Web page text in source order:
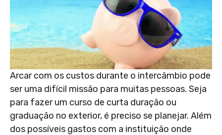
Arcar com os custos durante o intercâmbio pode
ser uma difícil missão para muitas pessoas. Seja
para fazer um curso de curta duração ou
graduação no exterior, é preciso se planejar. Além
dos possíveis gastos com a instituição onde